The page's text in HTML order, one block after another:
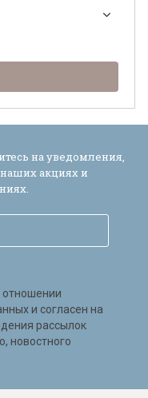
на уведомления,
акциях и
отношении
и согласен на
рассылок
новостного